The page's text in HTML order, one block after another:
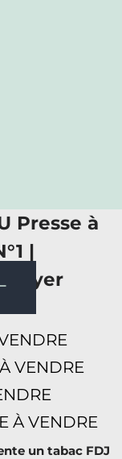
VENDRE
À VENDRE
Presse à
|
Loyer
un tabac FDJ